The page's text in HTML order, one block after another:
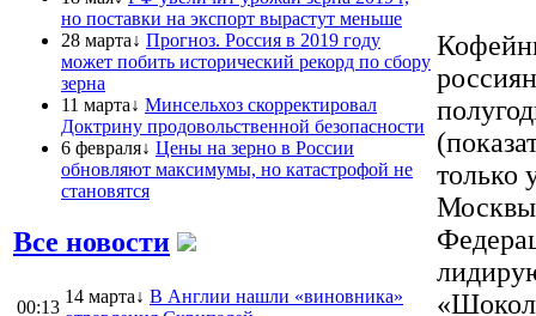
но поставки на экспорт вырастут меньше
28 марта↓ Прогноз. Россия в 2019 году
может побить исторический рекорд по сбору
зерна
11 марта↓ Минсельхоз скорректировал
Доктрину продовольственной безопасности
6 февраля↓ Цены на зерно в России
обновляют максимумы, но катастрофой не
становятся
Все новости
00:13
14 марта↓ В Англии нашли «виновника»
только